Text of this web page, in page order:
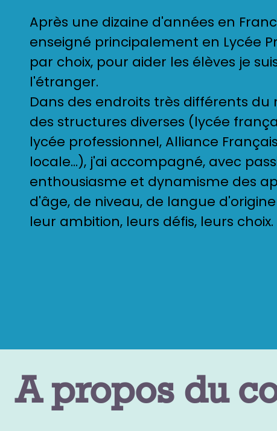
Après une dizaine d'années en
enseigné principalement en Lycée
par choix, pour aider les élèves je
l'étranger.
Dans des endroits très différents du
des structures diverses (lycée
lycée professionnel, Alliance
locale...), j'ai accompagné, avec
enthousiasme et dynamisme des
d'âge, de niveau, de langue
leur ambition, leurs défis, leurs choix.
A propos du